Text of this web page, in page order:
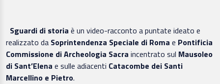
Sguardi di storia è un video-racconto a puntate ideato e
realizzato da Soprintendenza Speciale di Roma e Pontificia
Commissione di Archeologia Sacra incentrato sul Mausoleo
di Sant’Elena e sulle adiacenti Catacombe dei Santi
Marcellino e Pietro.